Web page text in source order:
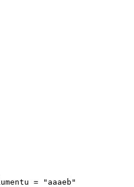
= "aaaeb"